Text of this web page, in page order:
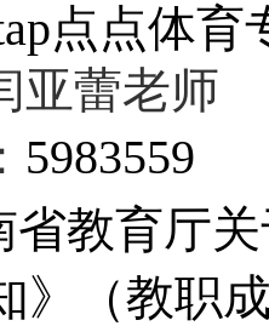
点点体
亚蕾老师
5983559
省教育厅
》（教职